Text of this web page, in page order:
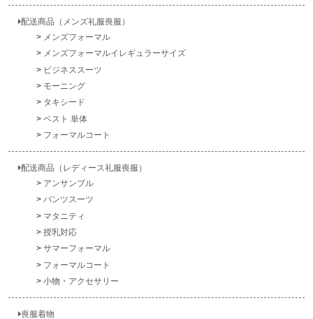
配送商品（メンズ礼服喪服）
メンズフォーマル
メンズフォーマルイレギュラーサイズ
ビジネススーツ
モーニング
タキシード
ベスト 単体
フォーマルコート
配送商品（レディース礼服喪服）
アンサンブル
パンツスーツ
マタニティ
授乳対応
サマーフォーマル
フォーマルコート
小物・アクセサリー
喪服着物